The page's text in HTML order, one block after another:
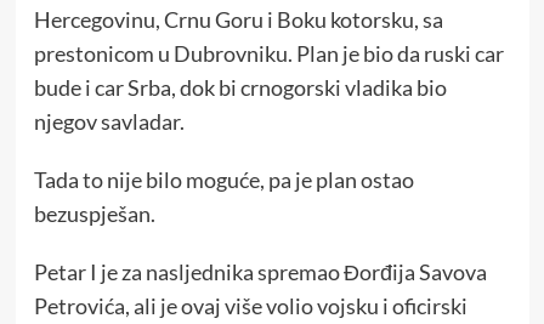
Hercegovinu, Crnu Goru i Boku kotorsku, sa
prestonicom u Dubrovniku. Plan je bio da ruski car
bude i car Srba, dok bi crnogorski vladika bio
njegov savladar.
Tada to nije bilo moguće, pa je plan ostao
bezuspješan.
Petar I je za nasljednika spremao Đorđija Savova
Petrovića, ali je ovaj više volio vojsku i oficirski